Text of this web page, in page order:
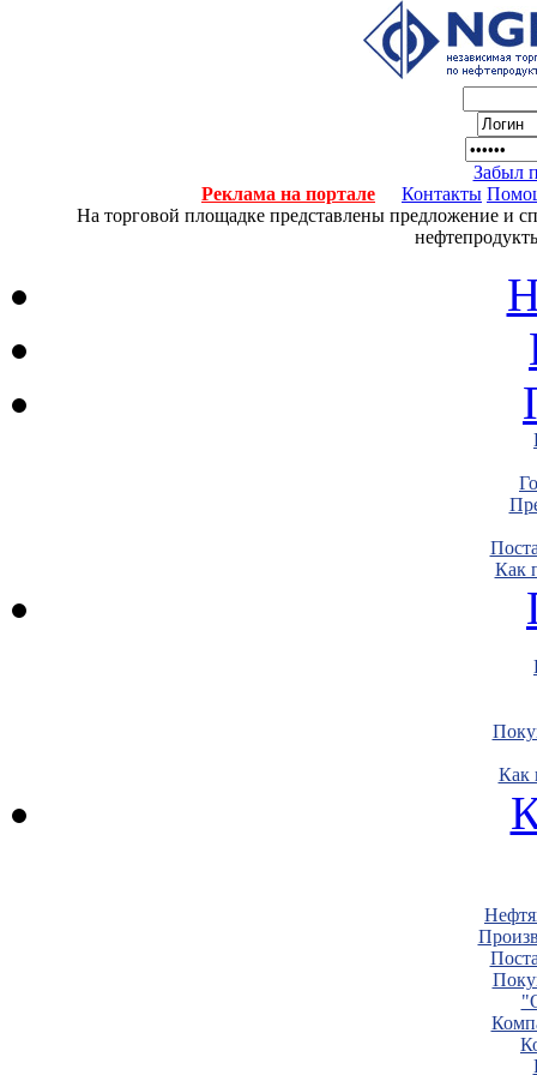
Забыл
Реклама на портале
Контакты
На торговой площадке представлены предложение и
Как
Как